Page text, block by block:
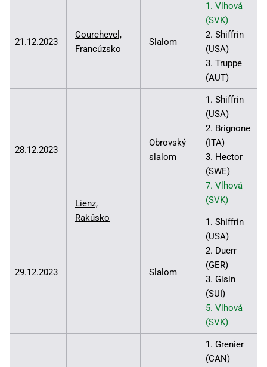
21.12.2023
Courchevel,
Francúzsko
Slalom
1. Vlhová
(SVK)
2. Shiffrin
(USA)
3. Truppe
(AUT)
28.12.2023
Lienz,
Rakúsko
Obrovský
slalom
1. Shiffrin
(USA)
2. Brignone
(ITA)
3. Hector
(SWE)
7. Vlhová
(SVK)
29.12.2023 Slalom
1. Shiffrin
(USA)
2. Duerr
(GER)
3. Gisin
(SUI)
5. Vlhová
(SVK)
1. Grenier
(CAN)